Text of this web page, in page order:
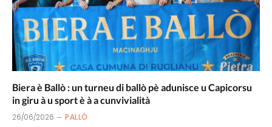
Biera è Ballò : un turneu di ballò pè adunisce u Capicorsu
in giru à u sport è à a cunvivialità
26/06/2026 PALLÒ